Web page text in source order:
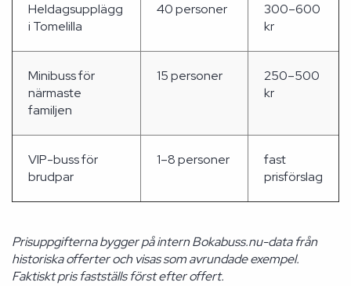
Heldagsupplägg
i Tomelilla
40 personer
300–600
kr
Minibuss för
närmaste
familjen
15 personer
250–500
kr
VIP-buss för
brudpar
1–8 personer
fast
prisförslag
Prisuppgifterna bygger på intern Bokabuss.nu-data från
historiska offerter och visas som avrundade exempel.
Faktiskt pris fastställs först efter offert.